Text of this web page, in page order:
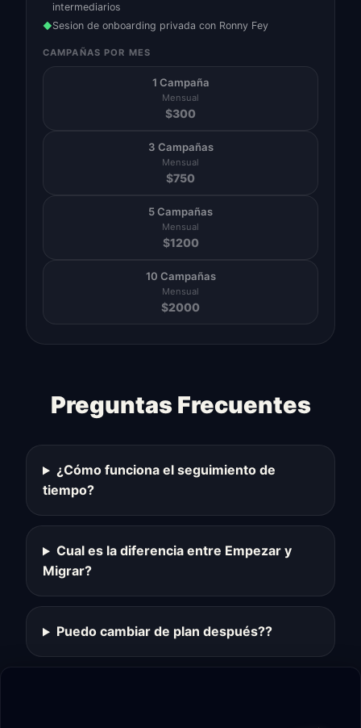
intermediarios
◆Sesion de onboarding privada con Ronny Fey
CAMPAÑAS POR MES
1 Campaña
Mensual
$300
3 Campañas
Mensual
$750
5 Campañas
Mensual
$1200
10 Campañas
Mensual
$2000
Preguntas Frecuentes
¿Cómo funciona el seguimiento de
tiempo?
Cual es la diferencia entre Empezar y
Migrar?
Puedo cambiar de plan después??